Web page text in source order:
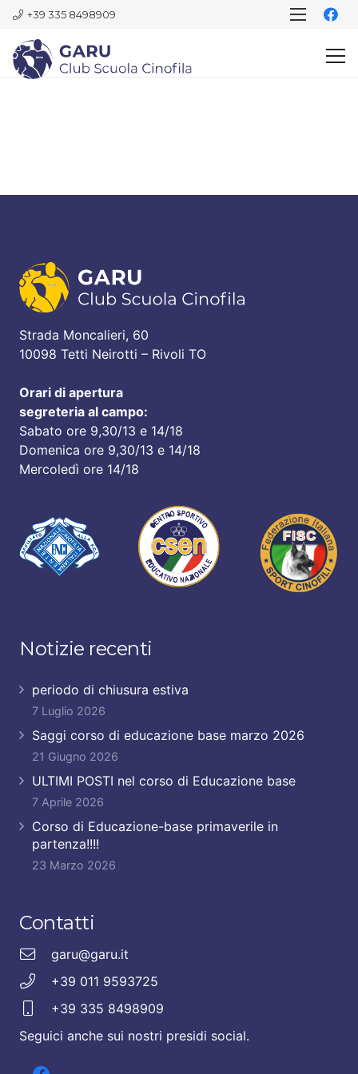
+39 335 8498909
Strada Moncalieri, 60
10098 Tetti Neirotti – Rivoli TO
Orari di apertura
segreteria al campo:
Sabato ore 9,30/13 e 14/18
Domenica ore 9,30/13 e 14/18
Mercoledì ore 14/18
Notizie recenti
periodo di chiusura estiva
7 Luglio 2026
Saggi corso di educazione base marzo 2026
21 Giugno 2026
ULTIMI POSTI nel corso di Educazione base
7 Aprile 2026
Corso di Educazione-base primaverile in
partenza!!!!
23 Marzo 2026
Contatti
garu@garu.it
+39 011 9593725
+39 335 8498909
Seguici anche sui nostri presidi social.